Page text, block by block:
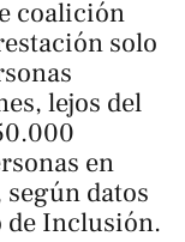
coalición
solo
lejos del
en
datos
Inclusión.